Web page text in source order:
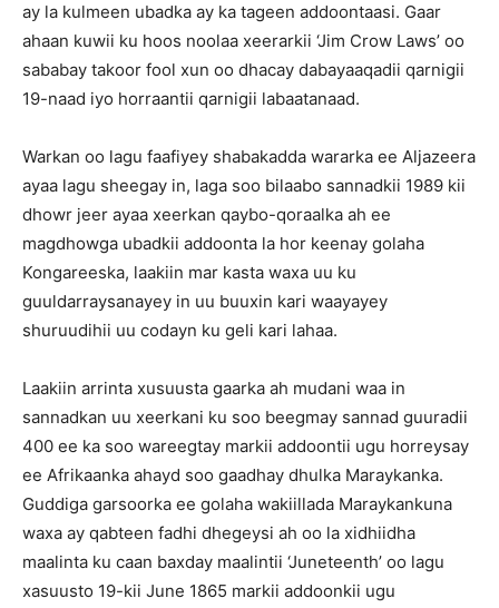
ay la kulmeen ubadka ay ka tageen addoontaasi. Gaar
ahaan kuwii ku hoos noolaa xeerarkii ‘Jim Crow Laws’ oo
sababay takoor fool xun oo dhacay dabayaaqadii qarnigii
19-naad iyo horraantii qarnigii labaatanaad.
Warkan oo lagu faafiyey shabakadda wararka ee Aljazeera
ayaa lagu sheegay in, laga soo bilaabo sannadkii 1989 kii
dhowr jeer ayaa xeerkan qaybo-qoraalka ah ee
magdhowga ubadkii addoonta la hor keenay golaha
Kongareeska, laakiin mar kasta waxa uu ku
guuldarraysanayey in uu buuxin kari waayayey
shuruudihii uu codayn ku geli kari lahaa.
Laakiin arrinta xusuusta gaarka ah mudani waa in
sannadkan uu xeerkani ku soo beegmay sannad guuradii
400 ee ka soo wareegtay markii addoontii ugu horreysay
ee Afrikaanka ahayd soo gaadhay dhulka Maraykanka.
Guddiga garsoorka ee golaha wakiillada Maraykankuna
waxa ay qabteen fadhi dhegeysi ah oo la xidhiidha
maalinta ku caan baxday maalintii ‘Juneteenth’ oo lagu
xasuusto 19-kii June 1865 markii addoonkii ugu